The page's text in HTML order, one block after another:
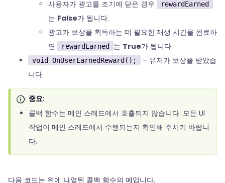
사용자가 광고를 조기에 닫은 경우
rewardEarned
는 False가 됩니다.
광고가 보상을 획득하는 데 필요한 재생 시간을 완료하
면
rewardEarned 는 True가 됩니다.
void OnUserEarnedReward();
– 유저가 보상을 받았습
니다.
중요:
콜백 함수는 메인 스레드에서 호출되지 않습니다. 모든 UI
작업이 메인 스레드에서 수행되는지 확인해 주시기 바랍니
다.
다음 코드는 위에 나열된 콜백 함수의 예입니다.